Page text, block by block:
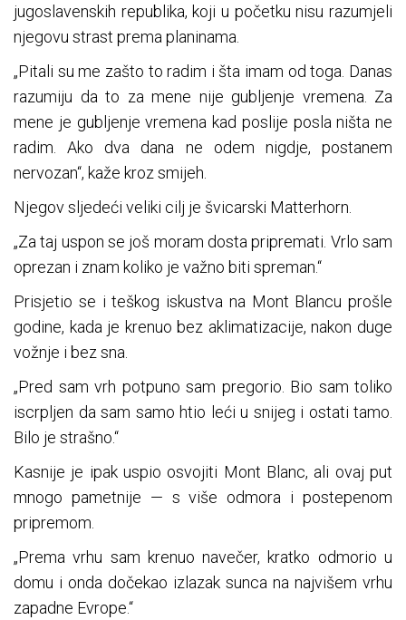
jugoslavenskih republika, koji u početku nisu razumjeli
njegovu strast prema planinama.
„Pitali su me zašto to radim i šta imam od toga. Danas
razumiju da to za mene nije gubljenje vremena. Za
mene je gubljenje vremena kad poslije posla ništa ne
radim. Ako dva dana ne odem nigdje, postanem
nervozan“, kaže kroz smijeh.
Njegov sljedeći veliki cilj je švicarski Matterhorn.
„Za taj uspon se još moram dosta pripremati. Vrlo sam
oprezan i znam koliko je važno biti spreman.“
Prisjetio se i teškog iskustva na Mont Blancu prošle
godine, kada je krenuo bez aklimatizacije, nakon duge
vožnje i bez sna.
„Pred sam vrh potpuno sam pregorio. Bio sam toliko
iscrpljen da sam samo htio leći u snijeg i ostati tamo.
Bilo je strašno.“
Kasnije je ipak uspio osvojiti Mont Blanc, ali ovaj put
mnogo pametnije — s više odmora i postepenom
pripremom.
„Prema vrhu sam krenuo navečer, kratko odmorio u
domu i onda dočekao izlazak sunca na najvišem vrhu
zapadne Evrope.“